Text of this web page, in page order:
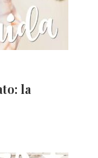
la